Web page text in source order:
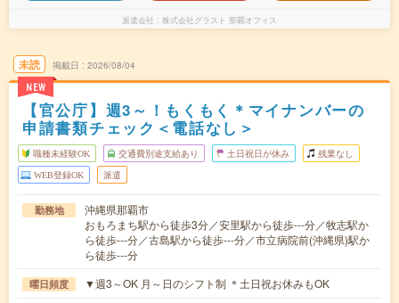
派遣会社 株式会社グラスト 那覇オフィス
未読
NEW
掲載日 2026/08/04
【官公庁】週3～！もくもく＊マイナンバーの
申請書類チェック＜電話なし＞
職種未経験OK 交通費別途支給あり 土日祝日が休み 残業なし
WEB登録OK 派遣
勤務地
沖縄県那覇市
おもろまち駅から徒歩3分／安里駅から徒歩---分／牧志駅か
ら徒歩---分／古島駅から徒歩---分／市立病院前(沖縄県)駅か
ら徒歩---分
曜日頻度 ▼週3～OK 月～日のシフト制 ＊土日祝お休みもOK